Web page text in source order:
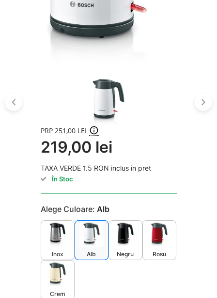
PRP 251,00 LEI
219,00 lei
TAXA VERDE 1.5 RON inclus in pret
În Stoc
Alege Culoare: Alb
Inox Alb Negru Rosu
Crem